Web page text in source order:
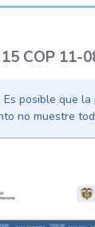
COP 11-
Es posible que la
no muestre